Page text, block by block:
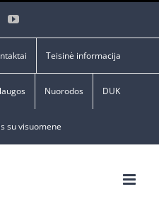
YouTube
Teisinė informacija
Nuorodos DUK
su visuomene